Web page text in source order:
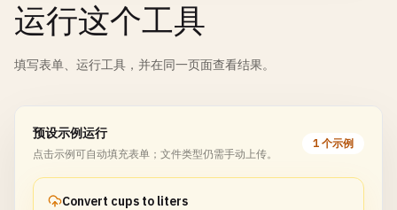
运行这个工具
填写表单、运行工具，并在同一页面查看结果。
预设示例运行
点击示例可自动填充表单；文件类型仍需手动上传。
1 个示例
Convert cups to liters